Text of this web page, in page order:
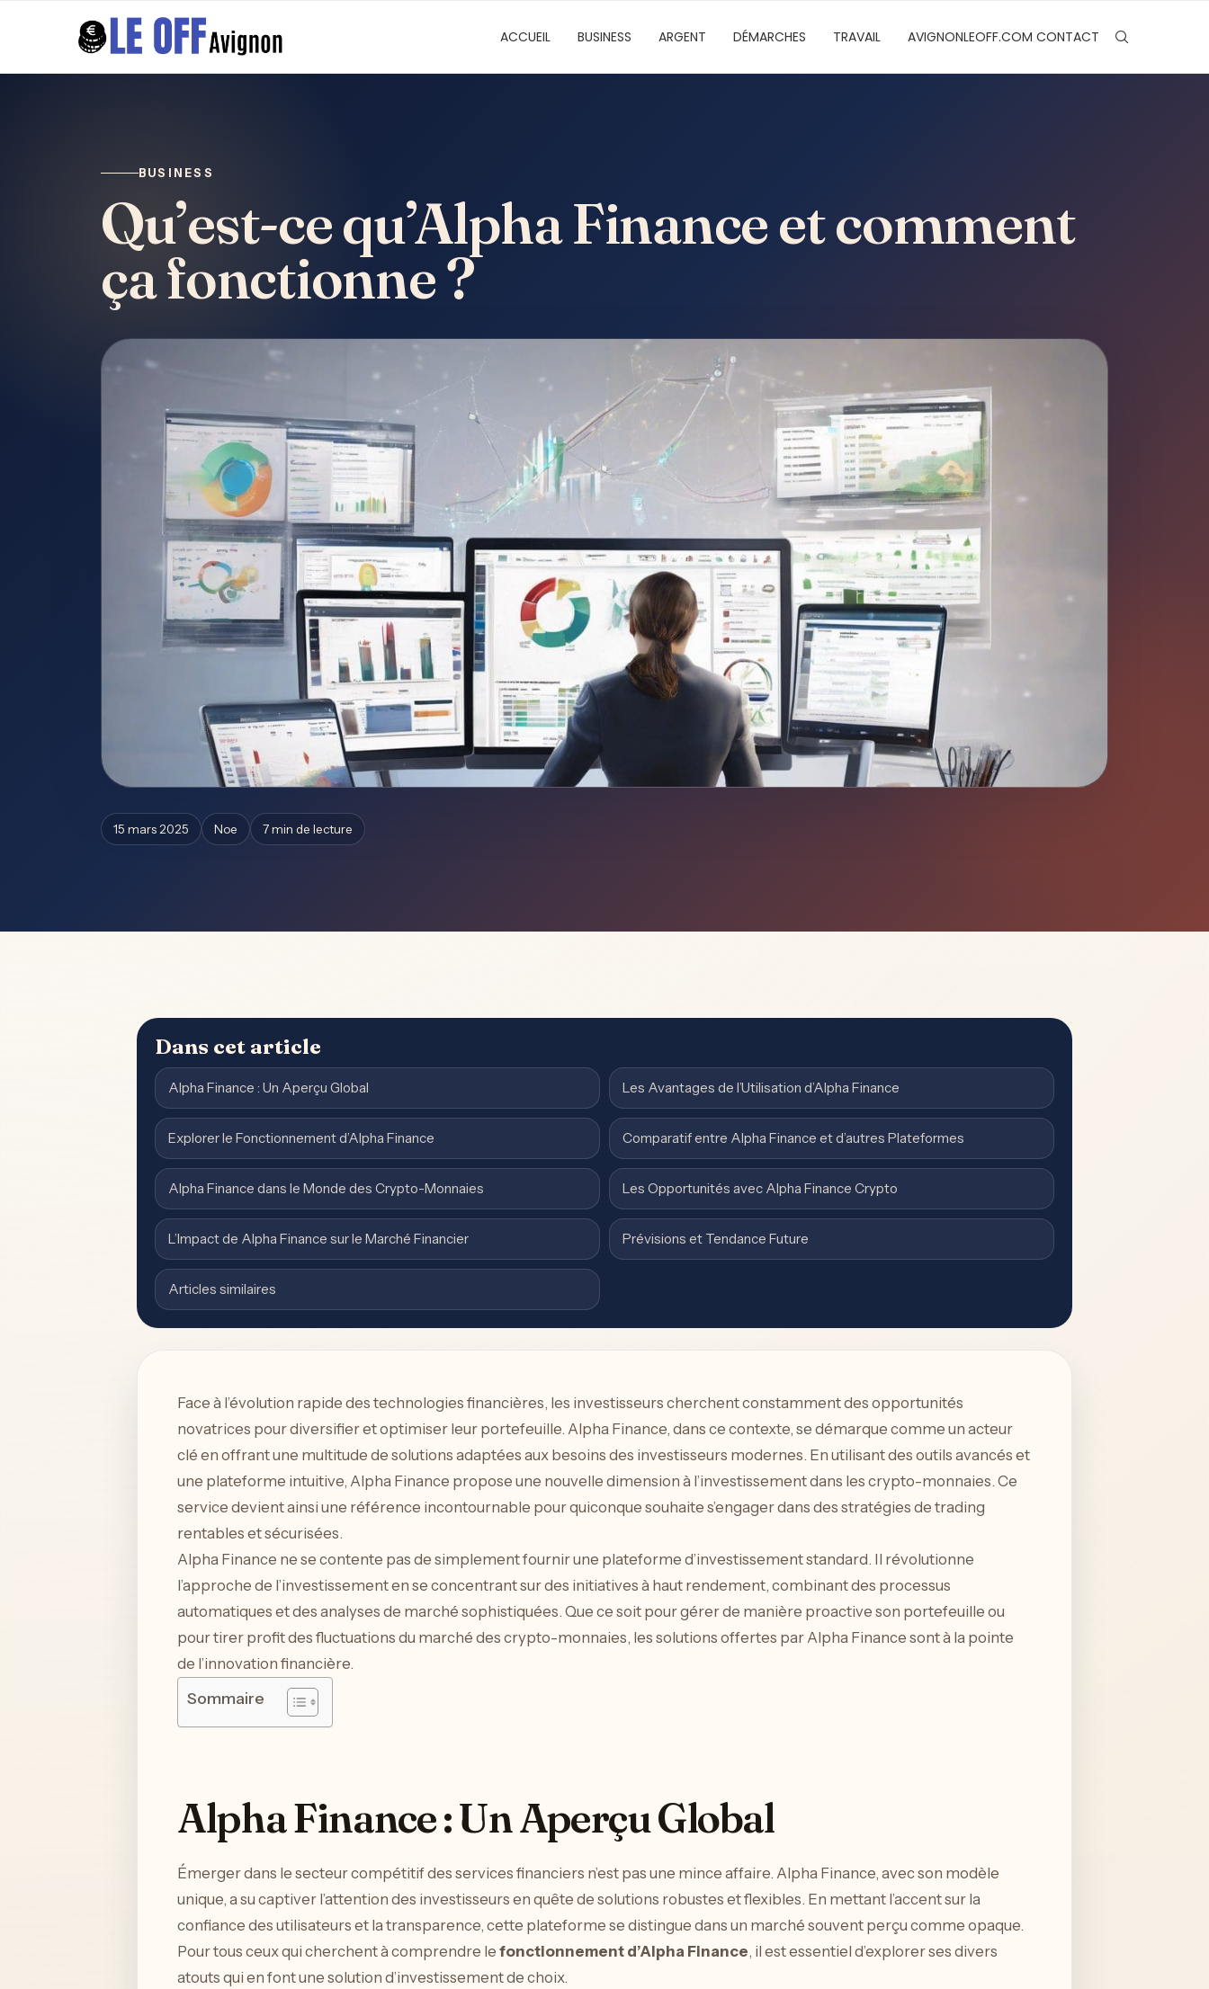
ACCUEIL BUSINESS ARGENT DÉMARCHES TRAVAIL AVIGNONLEOFF.COM CONTACT
BUSINESS
Qu’est-ce qu’Alpha Finance et comment
ça fonctionne ?
15 mars 2025 Noe 7 min de lecture
Dans cet article
Alpha Finance : Un Aperçu Global Les Avantages de l’Utilisation d’Alpha Finance
Explorer le Fonctionnement d’Alpha Finance Comparatif entre Alpha Finance et d’autres Plateformes
Alpha Finance dans le Monde des Crypto-Monnaies Les Opportunités avec Alpha Finance Crypto
L’Impact de Alpha Finance sur le Marché Financier Prévisions et Tendance Future
Articles similaires
Face à l’évolution rapide des technologies financières, les investisseurs cherchent constamment des opportunités
novatrices pour diversifier et optimiser leur portefeuille. Alpha Finance, dans ce contexte, se démarque comme un acteur
clé en offrant une multitude de solutions adaptées aux besoins des investisseurs modernes. En utilisant des outils avancés et
une plateforme intuitive, Alpha Finance propose une nouvelle dimension à l’investissement dans les crypto-monnaies. Ce
service devient ainsi une référence incontournable pour quiconque souhaite s’engager dans des stratégies de trading
rentables et sécurisées.
Alpha Finance ne se contente pas de simplement fournir une plateforme d’investissement standard. Il révolutionne
l’approche de l’investissement en se concentrant sur des initiatives à haut rendement, combinant des processus
automatiques et des analyses de marché sophistiquées. Que ce soit pour gérer de manière proactive son portefeuille ou
pour tirer profit des fluctuations du marché des crypto-monnaies, les solutions offertes par Alpha Finance sont à la pointe
de l’innovation financière.
Sommaire
Alpha Finance : Un Aperçu Global
Émerger dans le secteur compétitif des services financiers n’est pas une mince affaire. Alpha Finance, avec son modèle
unique, a su captiver l’attention des investisseurs en quête de solutions robustes et flexibles. En mettant l’accent sur la
confiance des utilisateurs et la transparence, cette plateforme se distingue dans un marché souvent perçu comme opaque.
Pour tous ceux qui cherchent à comprendre le fonctionnement d’Alpha Finance, il est essentiel d’explorer ses divers
atouts qui en font une solution d’investissement de choix.